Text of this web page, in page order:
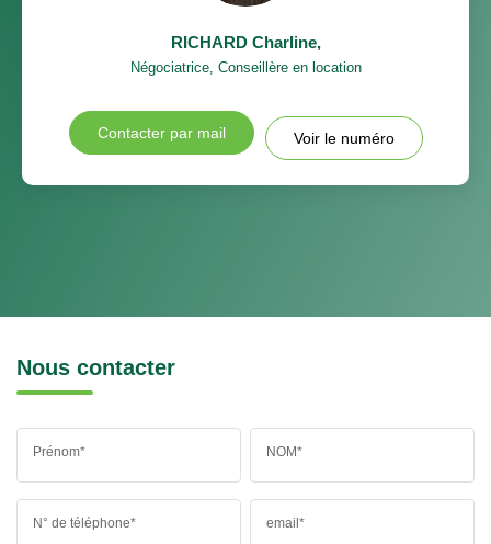
RICHARD Charline,
Négociatrice, Conseillère en location
Contacter par mail Voir le numéro
Nous contacter
Prénom* NOM*
N° de téléphone* email*